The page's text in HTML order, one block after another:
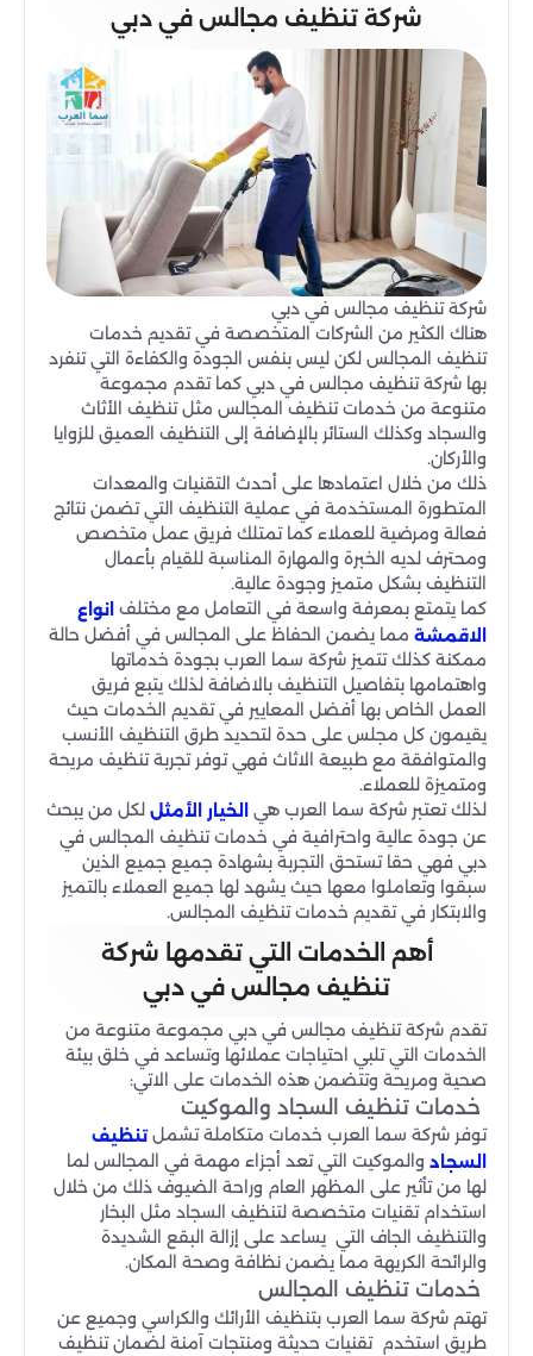
شركة تنظيف مجالس في دبي
شركة تنظيف مجالس في دبي
هناك الكثير من الشركات المتخصصة في تقديم خدمات
تنظيف المجالس لكن ليس بنفس الجودة والكفاءة التي تنفرد
بها شركة تنظيف مجالس في دبي كما تقدم مجموعة
متنوعة من خدمات تنظيف المجالس مثل تنظيف الأثاث
والسجاد وكذلك الستائر بالإضافة إلى التنظيف العميق للزوايا
والأركان.
ذلك من خلال اعتمادها على أحدث التقنيات والمعدات
المتطورة المستخدمة في عملية التنظيف التي تضمن نتائج
فعالة ومرضية للعملاء كما تمتلك فريق عمل متخصص
ومحترف لديه الخبرة والمهارة المناسبة للقيام بأعمال
التنظيف بشكل متميز وجودة عالية.
كما يتمتع بمعرفة واسعة في التعامل مع مختلف انواع
الاقمشة مما يضمن الحفاظ على المجالس في أفضل حالة
ممكنة كذلك تتميز شركة سما العرب بجودة خدماتها
واهتمامها بتفاصيل التنظيف بالاضافة لذلك يتبع فريق
العمل الخاص بها أفضل المعايير في تقديم الخدمات حيث
يقيمون كل مجلس على حدة لتحديد طرق التنظيف الأنسب
والمتوافقة مع طبيعة الاثاث فهي توفر تجربة تنظيف مريحة
ومتميزة للعملاء.
لذلك تعتبر شركة سما العرب هي
الخيار الأمثل لكل من يبحث
عن جودة عالية واحترافية في خدمات تنظيف المجالس في
دبي فهي حقا تستحق التجربة بشهادة جميع جميع الذين
سبقوا وتعاملوا معها حيث يشهد لها جميع العملاء بالتميز
والابتكار في تقديم خدمات تنظيف المجالس.
أهم الخدمات التي تقدمها شركة
تنظيف مجالس في دبي
تقدم شركة تنظيف مجالس في دبي مجموعة متنوعة من
الخدمات التي تلبي احتياجات عملائها وتساعد في خلق بيئة
صحية ومريحة وتتضمن هذه الخدمات على الاتي:
خدمات تنظيف السجاد والموكيت
توفر شركة سما العرب خدمات متكاملة تشملتنظيف
السجاد والموكيت التي تعد أجزاء مهمة في المجالس لما
لها من تأثير على المظهر العام وراحة الضيوف ذلك من خلال
استخدام تقنيات متخصصة لتنظيف السجاد مثل البخار
والتنظيف الجاف التي يساعد على إزالة البقع الشديدة
والرائحة الكريهة مما يضمن نظافة وصحة المكان.
خدمات تنظيف المجالس
تهتم شركة سما العرب بتنظيف الأرائك والكراسي وجميع عن
طريق استخدم تقنيات حديثة ومنتجات آمنة لضمان تنظيف